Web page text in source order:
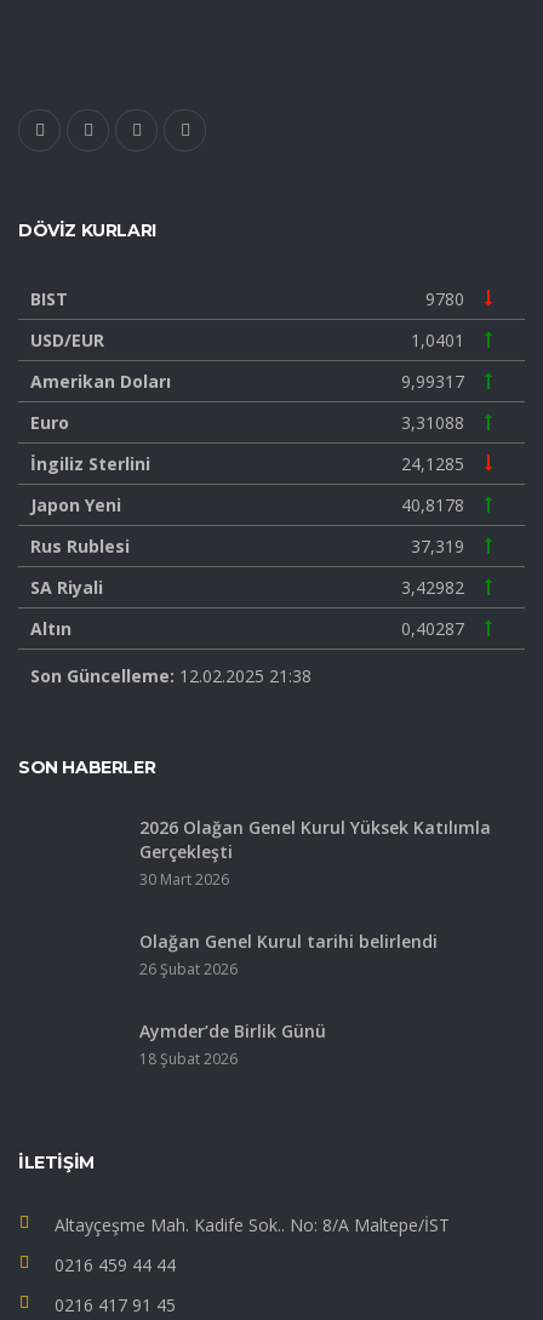
DÖVIZ KURLARI
BIST
9780
USD/EUR
1,0401
Amerikan Doları
9,99317
Euro
3,31088
İngiliz Sterlini
24,1285
Japon Yeni
40,8178
Rus Rublesi
37,319
SA Riyali
3,42982
Altın
0,40287
Son Güncelleme: 12.02.2025 21:38
SON HABERLER
2026 Olağan Genel Kurul Yüksek Katılımla
Gerçekleşti
30 Mart 2026
Olağan Genel Kurul tarihi belirlendi
26 Şubat 2026
Aymder’de Birlik Günü
18 Şubat 2026
İLETIŞIM
Altayçeşme Mah. Kadife Sok.. No: 8/A Maltepe/İST
0216 459 44 44
0216 417 91 45